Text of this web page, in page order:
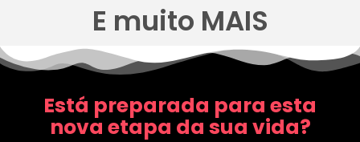
E muito MAIS
Está preparada para esta
nova etapa da sua vida?